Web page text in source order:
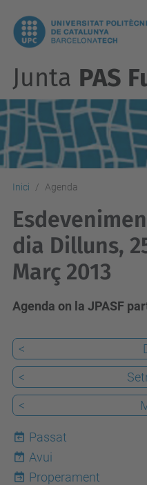
Junta PAS
Inici Agenda
dia Dilluns,
Març 2013
Agenda on la JPASF
<
<
<
Passat
7
Avui
Properament